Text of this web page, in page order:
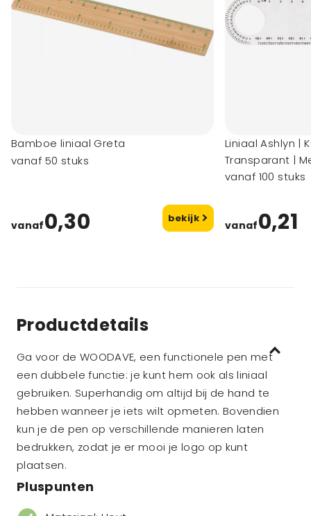
Bamboe liniaal Greta
vanaf 50 stuks
vanaf0,30 bekijk
Liniaal Ashlyn |
Transparant |
vergrootglas
vanaf 100 stuks
vanaf0,21
Productdetails
Ga voor de WOODAVE, een functionele pen met
een dubbele functie: je kunt hem ook als liniaal
gebruiken. Superhandig om altijd bij de hand te
hebben wanneer je iets wilt opmeten. Bovendien
kun je de pen op verschillende manieren laten
bedrukken, zodat je er mooi je logo op kunt
plaatsen.
Pluspunten